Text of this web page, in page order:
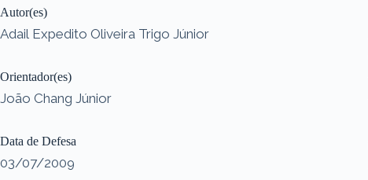
Autor(es)
Adail Expedito Oliveira Trigo Júnior
Orientador(es)
João Chang Júnior
Data de Defesa
03/07/2009